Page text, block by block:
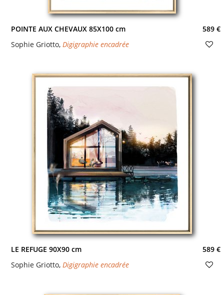
POINTE AUX CHEVAUX 85X100 cm
589 €
Sophie Griotto, Digigraphie encadrée
LE REFUGE 90X90 cm
589 €
Sophie Griotto, Digigraphie encadrée